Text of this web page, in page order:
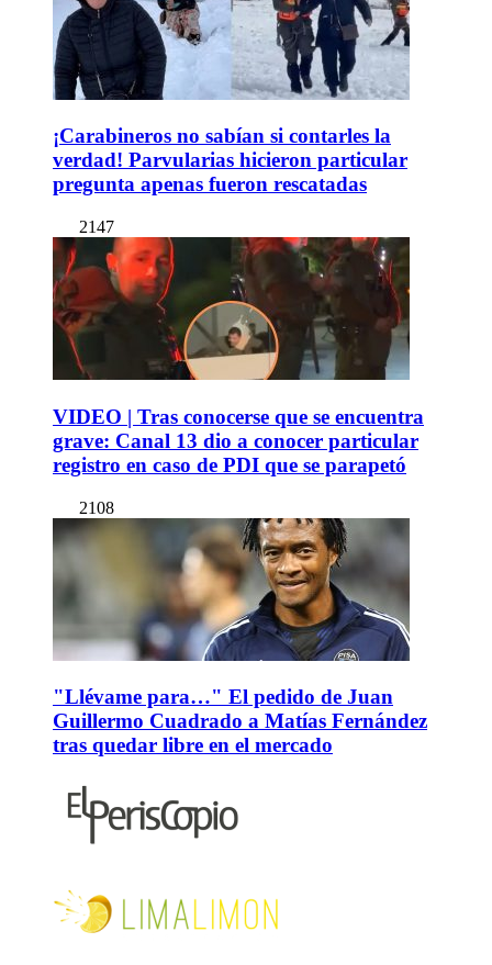
¡Carabineros no sabían si contarles la
verdad! Parvularias hicieron particular
pregunta apenas fueron rescatadas
2147
VIDEO | Tras conocerse que se encuentra
grave: Canal 13 dio a conocer particular
registro en caso de PDI que se parapetó
2108
"Llévame para…" El pedido de Juan
Guillermo Cuadrado a Matías Fernández
tras quedar libre en el mercado